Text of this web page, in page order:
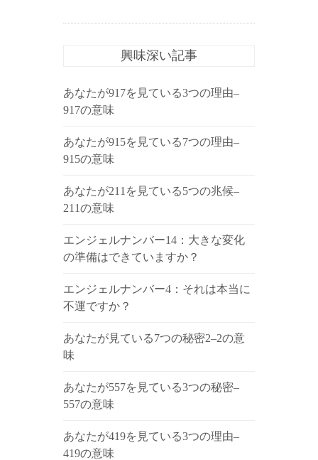
興味深い記事
あなたが917を見ている3つの理由–
917の意味
あなたが915を見ている7つの理由–
915の意味
あなたが211を見ている5つの兆候–
211の意味
エンジェルナンバー14：大きな変化
の準備はできていますか？
エンジェルナンバー4：それは本当に
不運ですか？
あなたが見ている7つの秘密2–2の意
味
あなたが557を見ている3つの秘密–
557の意味
あなたが419を見ている3つの理由–
419の意味